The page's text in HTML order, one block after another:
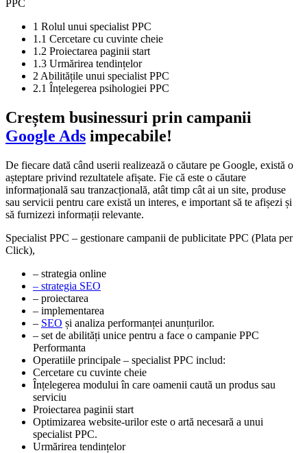
PPC
1 Rolul unui specialist PPC
1.1 Cercetare cu cuvinte cheie
1.2 Proiectarea paginii start
1.3 Urmărirea tendințelor
2 Abilitățile unui specialist PPC
2.1 Înțelegerea psihologiei PPC
Creștem businessuri prin campanii
Google Ads impecabile!
De fiecare dată când userii realizează o căutare pe Google, există o
așteptare privind rezultatele afișate. Fie că este o căutare
informațională sau tranzacțională, atât timp cât ai un site, produse
sau servicii pentru care există un interes, e important să te afișezi și
să furnizezi informații relevante.
Specialist PPC – gestionare campanii de publicitate PPC (Plata per
Click),
– strategia online
– strategia SEO
– proiectarea
– implementarea
– SEO și analiza performanței anunțurilor.
– set de abilități unice pentru a face o campanie PPC
Performanta
Operatiile principale – specialist PPC includ:
Cercetare cu cuvinte cheie
Înțelegerea modului în care oamenii caută un produs sau
serviciu
Proiectarea paginii start
Optimizarea website-urilor este o artă necesară a unui
specialist PPC.
Urmărirea tendințelor